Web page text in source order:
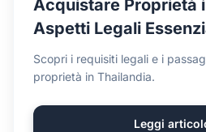
Acquistare Proprietà
Aspetti Legali
Scopri i requisiti legali e i
proprietà in Thailandia.
Leggi